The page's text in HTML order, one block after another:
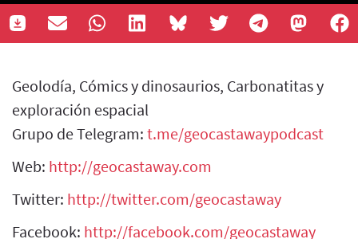
Geolodía, Cómics y dinosaurios, Carbonatitas y
exploración espacial
Grupo de Telegram: t.me/geocastawaypodcast
Web: http://geocastaway.com
Twitter: http://twitter.com/geocastaway
Facebook: http://facebook.com/geocastaway